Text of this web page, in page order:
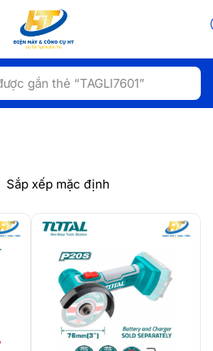
để đăng nhập.
Đăng Nhập
Quên mật khẩu?
gắn thẻ “TAGLI7601”